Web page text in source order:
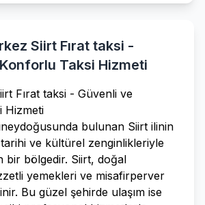
Siirt Fırat taksi -
Taksi Hizmeti
Fırat taksi - Güvenli ve
Hizmeti
bulunan Siirt ilinin
ve kültürel zenginlikleriyle
bir bölgedir. Siirt, doğal
yemekleri ve misafirperver
Bu güzel şehirde ulaşım ise